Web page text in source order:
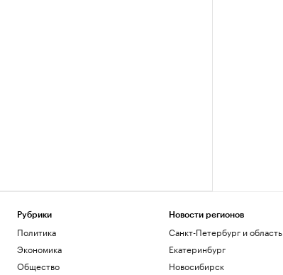
Рубрики
Политика
Экономика
Общество
Новости регионов
Санкт-Петербург и область
Екатеринбург
Новосибирск